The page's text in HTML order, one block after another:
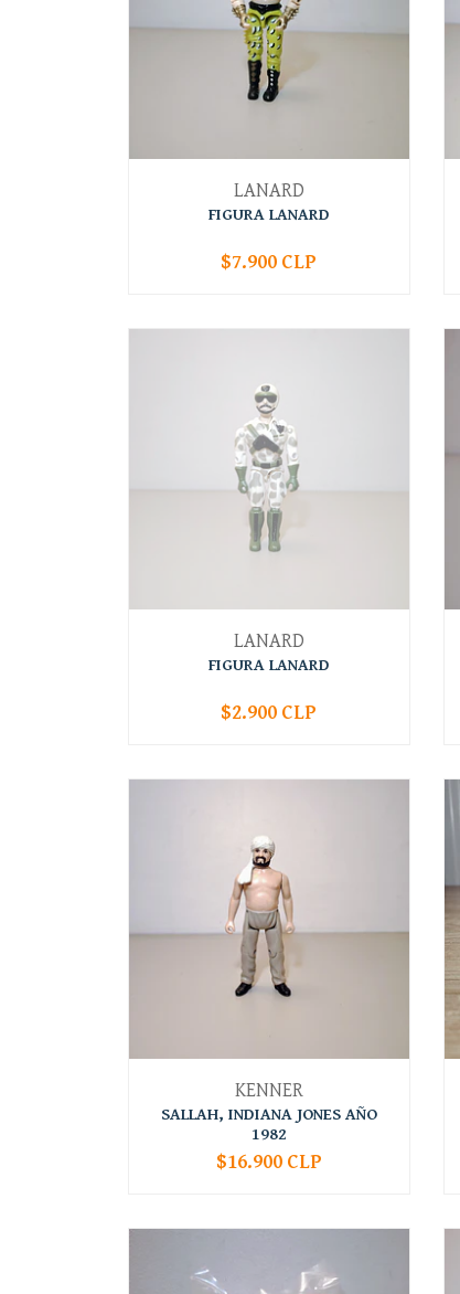
LANARD
FIGURA LANARD
+
$7.900 CLP
LANARD
FIGURA LANARD
AGOTADO
$2.900 CLP
KENNER
SALLAH, INDIANA JONES AÑO
1982
+
$16.900 CLP